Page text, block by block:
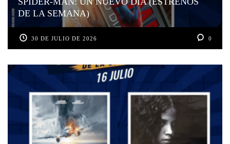
DE LA SEMANA)
30 DE JULIO DE 2026 0